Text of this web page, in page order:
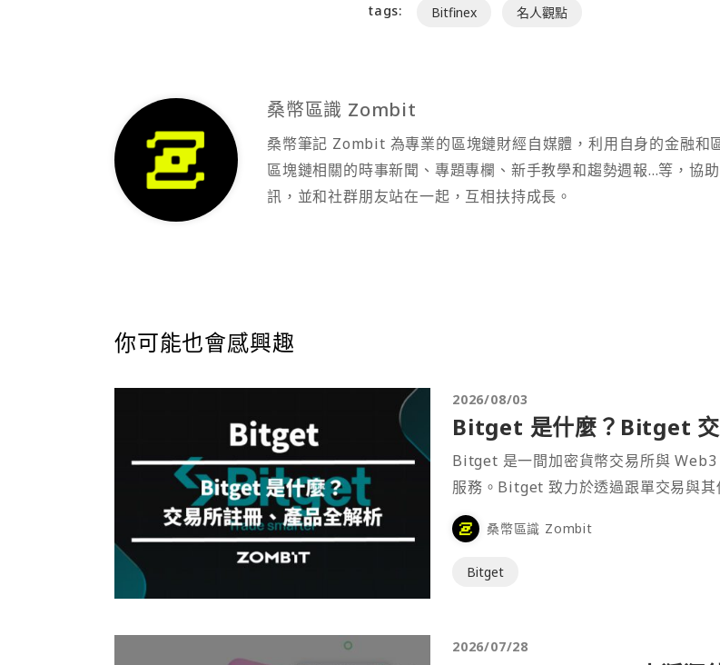
tags: Bitfinex 名人觀點
桑幣區識 Zombit
桑幣筆記 Zombit 為專業的區塊鏈財經自媒體，利用自身的金融和
區塊鏈相關的時事新聞、專題專欄、新手教學和趨勢週報...等，協
訊，並和社群朋友站在一起，互相扶持成長。
你可能也會感興趣
2026/08/03
Bitget 是什麼？Bitget 交
Bitget 是一間加密貨幣交易所與
服務。Bitget 致力於透過跟單交易與其
桑幣區識 Zombit
Bitget
2026/07/28